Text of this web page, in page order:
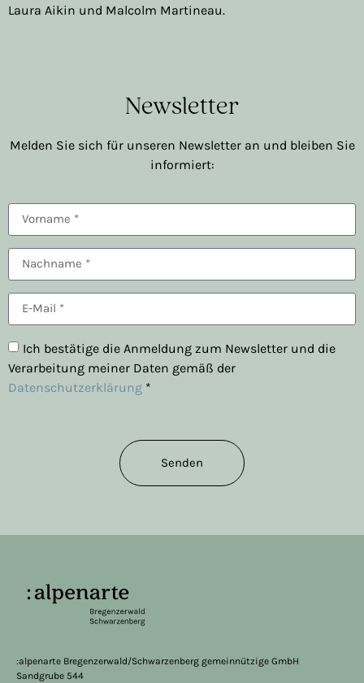
Laura Aikin und Malcolm Martineau.
Newsletter
Melden Sie sich für unseren Newsletter an und bleiben Sie
informiert:
Ich bestätige die Anmeldung zum Newsletter und die
Verarbeitung meiner Daten gemäß der
Datenschutzerklärung *
Senden
:alpenarte Bregenzerwald/Schwarzenberg gemeinnützige GmbH
Sandgrube 544